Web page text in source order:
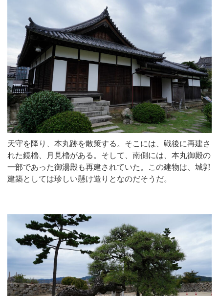
天守を降り、本丸跡を散策する。そこには、戦後に再建さ
れた鏡櫓、月見櫓がある。そして、南側には、本丸御殿の
一部であった御湯殿も再建されていた。この建物は、城郭
建築としては珍しい懸け造りとなのだそうだ。